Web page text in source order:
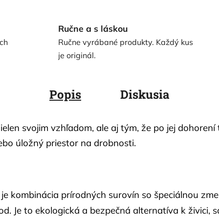
Ručne a s láskou
Ručne vyrábané produkty. Každý kus
je originál.
Popis Diskusia
svojim vzhľadom, ale aj tým, že po jej
úložný priestor na drobnosti.
kombinácia prírodných surovín so špeciálnou
Je to ekologická a bezpečná alternatíva k živici,